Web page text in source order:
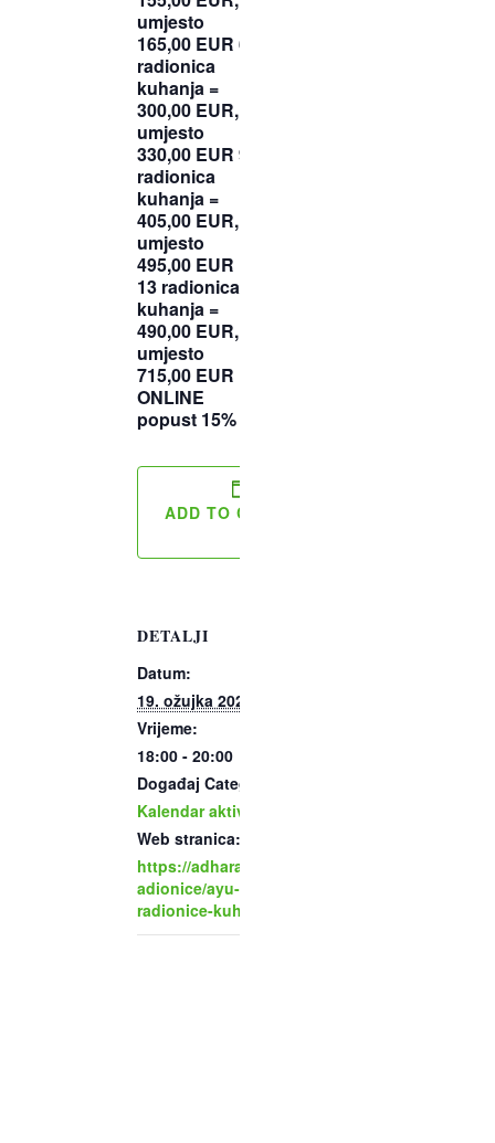
umjesto
165,00 EUR 6
radionica
kuhanja =
300,00 EUR,
umjesto
330,00 EUR 9
radionica
kuhanja =
405,00 EUR,
umjesto
495,00 EUR
13 radionica
kuhanja =
490,00 EUR,
umjesto
715,00 EUR
ONLINE
popust 15%
ADD TO CALENDAR
DETALJI
Datum:
19. ožujka 2024
Vrijeme:
18:00 - 20:00
Događaj Category:
Kalendar aktivnosti
Web stranica:
https://adhara.hr/.../r
adionice/ayu-nutri-
radionice-kuhanja/